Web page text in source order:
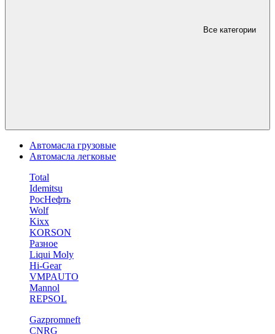
Все категории
Автомасла грузовые
Автомасла легковые
Total
Idemitsu
РосНефть
Wolf
Kixx
KORSON
Разное
Liqui Moly
Hi-Gear
VMPAUTO
Mannol
REPSOL
Gazpromneft
CNRG